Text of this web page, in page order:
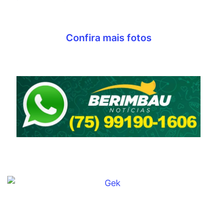
Confira mais fotos